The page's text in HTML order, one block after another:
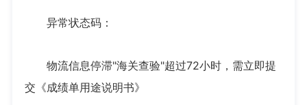
异常状态码：
物流信息停滞"海关查验"超过72小时，需立即提
交《成绩单用途说明书》